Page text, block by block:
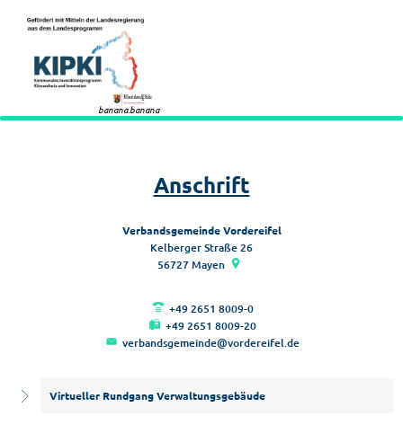
banana.banana
Anschrift
Verbandsgemeinde Vordereifel
Kelberger Straße 26
56727 Mayen
+49 2651 8009-0
+49 2651 8009-20
verbandsgemeinde@vordereifel.de
Virtueller Rundgang Verwaltungsgebäude